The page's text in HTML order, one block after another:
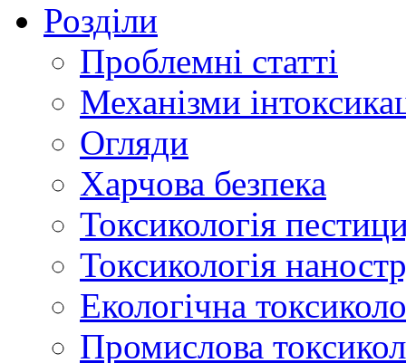
Розділи
Проблемні статті
Механізми
Огляди
Харчова безпека
Токсикологія
Токсикологія
Екологічна
Промислова